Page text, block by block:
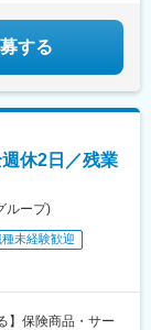
トプログラムとな
、新栃木駅、佐野
、小山駅、真岡
西早稲田駅、鶯
堂駅、昭島駅、
東青梅駅、町田
北台駅、新小平
国領駅、瀬谷駅、
藤沢駅、秦野駅、
海老名駅(相鉄・
岡谷駅、地鉄ビル
する
休2日／残業
ループ)
種未経験歓迎
】保険商品・サー